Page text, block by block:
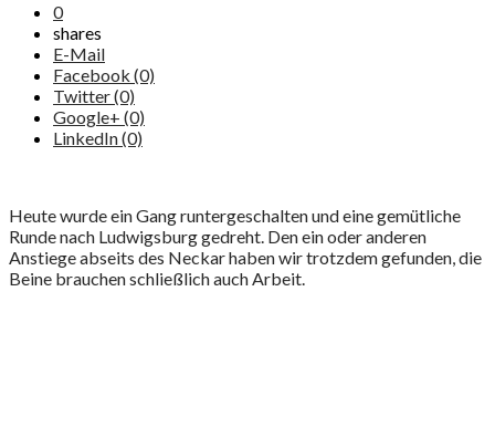
0
shares
E-Mail
Facebook (0)
Twitter (0)
Google+ (0)
LinkedIn (0)
Heute wurde ein Gang runtergeschalten und eine gemütliche
Runde nach Ludwigsburg gedreht. Den ein oder anderen
Anstiege abseits des Neckar haben wir trotzdem gefunden, die
Beine brauchen schließlich auch Arbeit.